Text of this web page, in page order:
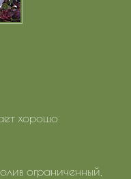
хорошо
ограниченный,